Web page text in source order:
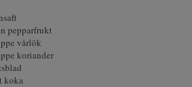
pepparfrukt
vårlök
koriander
koka